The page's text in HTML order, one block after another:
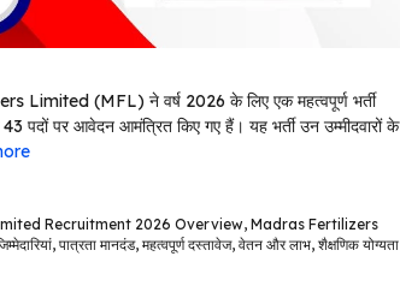
(MFL) ने वर्ष 2026 के लिए एक महत्वपूर्ण भर्ती
पर आवेदन आमंत्रित किए गए हैं। यह भर्ती उन उम्मीदवारों के
Recruitment 2026 Overview,Madras Fertilizers
, पात्रता मानदंड, महत्वपूर्ण दस्तावेज, वेतन और लाभ, शैक्षणिक योग्यता